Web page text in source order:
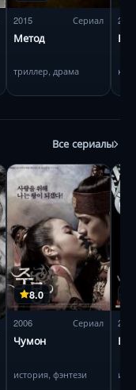
2015 Сериал
Метод
триллер, драма
2008
Во
Все сериалы
8.0
2006 Сериал
Чумон
история, фэнтези
2013